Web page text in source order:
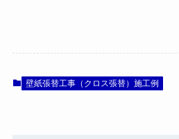
壁紙張替工事（クロス張替）施工例